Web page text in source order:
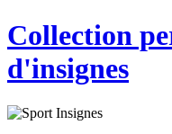
Collection
d'insignes